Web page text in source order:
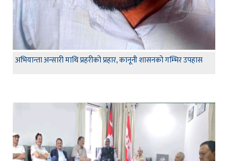
अभियान्ता अन्सारी माथि प्रहरीको प्रहार, कानूनी शासनको गम्भिर उपहास